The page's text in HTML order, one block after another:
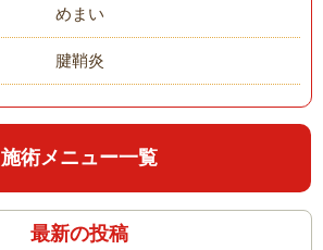
めまい
腱鞘炎
施術メニュー一覧
最新の投稿